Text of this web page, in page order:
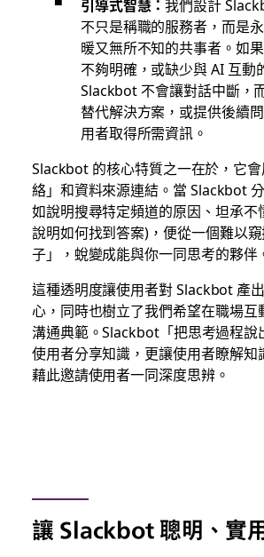
引導式智慧：我們設計
不只是稱職的服務者，而是
暖又無所不知的共事者。如
不夠明確，或缺少與 AI 互動
Slackbot 不會讓對話中斷，
替代解決方案，或提供後續
用者取得所需資訊。
Slackbot 的核心特質之一在於，它
絡」和資料來源連結。當 Slackbot
如說明搜尋特定頻道的原因、坦承不
說明如何找到答案)，便從一個難以
子」，蛻變成能與你一同思考的夥伴
這種透明度讓使用者對 Slackbot 產
心，同時也樹立了我們希望在職場互
溝通典範。Slackbot「把思考過程說
使用者分享知識，更讓使用者瞭解知
藉此邀請使用者一同深度思辨。
讓 Slackbot 聰明、實